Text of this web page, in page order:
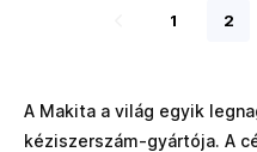
1 2
A Makita a világ egyik
kéziszerszám-gyártója. A